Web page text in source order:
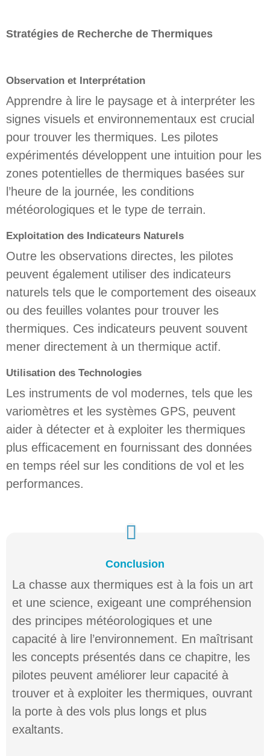
Stratégies de Recherche de Thermiques
Observation et Interprétation
Apprendre à lire le paysage et à interpréter les
signes visuels et environnementaux est crucial
pour trouver les thermiques. Les pilotes
expérimentés développent une intuition pour les
zones potentielles de thermiques basées sur
l’heure de la journée, les conditions
météorologiques et le type de terrain.
Exploitation des Indicateurs Naturels
Outre les observations directes, les pilotes
peuvent également utiliser des indicateurs
naturels tels que le comportement des oiseaux
ou des feuilles volantes pour trouver les
thermiques. Ces indicateurs peuvent souvent
mener directement à un thermique actif.
Utilisation des Technologies
Les instruments de vol modernes, tels que les
variomètres et les systèmes GPS, peuvent
aider à détecter et à exploiter les thermiques
plus efficacement en fournissant des données
en temps réel sur les conditions de vol et les
performances.
Conclusion
La chasse aux thermiques est à la fois un art
et une science, exigeant une compréhension
des principes météorologiques et une
capacité à lire l’environnement. En maîtrisant
les concepts présentés dans ce chapitre, les
pilotes peuvent améliorer leur capacité à
trouver et à exploiter les thermiques, ouvrant
la porte à des vols plus longs et plus
exaltants.